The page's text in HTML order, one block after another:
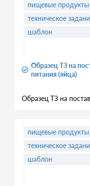
Образец ТЗ на
питания (яйца)
Образец ТЗ на
пищевые продукты
техническое
шаблон
пищевые продукты
техническое
шаблон